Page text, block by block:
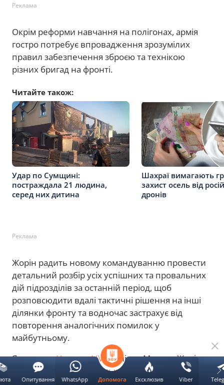
Реклама
Окрім реформи навчання на полігонах, армія
гостро потребує впровадження зрозумілих
правил забезпечення зброєю та технікою
різних бригад на фронті.
Читайте також:
Удар по Сумщині:
постраждала 21 людина,
серед них дитина
Шахраї вимагають
захист осель від
дронів
Реклама
Жорін радить новому командуванню провести
детальний розбір усіх успішних та провальних
дій підрозділів за останній період, щоб
розповсюдити вдалі тактичні рішення на інші
ділянки фронту та водночас застрахує від
повторення аналогічних помилок у
майбутньому.
Як писалиНовини.LIVEраніше, Максим Жорін
вважає. що
восени війська РФ зосередяться на
Допомога Ексклюзив Viber
Опитування WhatsApp